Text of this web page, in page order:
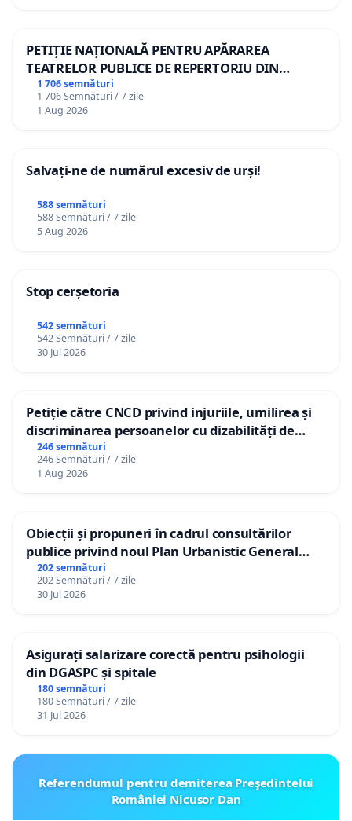
PETIȚIE NAȚIONALĂ PENTRU APĂRAREA
TEATRELOR PUBLICE DE REPERTORIU DIN
ROMÂNIA
1 706 semnături
1 706 Semnături / 7 zile
1 Aug 2026
Salvați-ne de numărul excesiv de urși!
588 semnături
588 Semnături / 7 zile
5 Aug 2026
Stop cerșetoria
542 semnături
542 Semnături / 7 zile
30 Jul 2026
Petiție către CNCD privind injuriile, umilirea și
discriminarea persoanelor cu dizabilități de
către utilizatorul TikTok „Gorici”
246 semnături
246 Semnături / 7 zile
1 Aug 2026
Obiecții și propuneri în cadrul consultărilor
publice privind noul Plan Urbanistic General
(PUG) Ialoveni
202 semnături
202 Semnături / 7 zile
30 Jul 2026
Asigurați salarizare corectă pentru psihologii
din DGASPC și spitale
180 semnături
180 Semnături / 7 zile
31 Jul 2026
Referendumul pentru demiterea Preşedintelui
României Nicusor Dan